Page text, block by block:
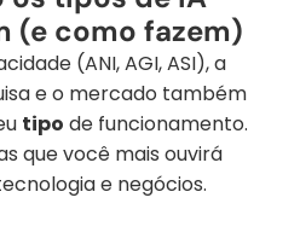
(e como fazem)
(ANI, AGI, ASI), a
e o mercado também
tipo de funcionamento.
que você mais ouvirá
e negócios.